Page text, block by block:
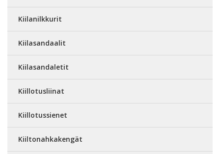
Kiilanilkkurit
Kiilasandaalit
Kiilasandaletit
Kiillotusliinat
Kiillotussienet
Kiiltonahkakengät